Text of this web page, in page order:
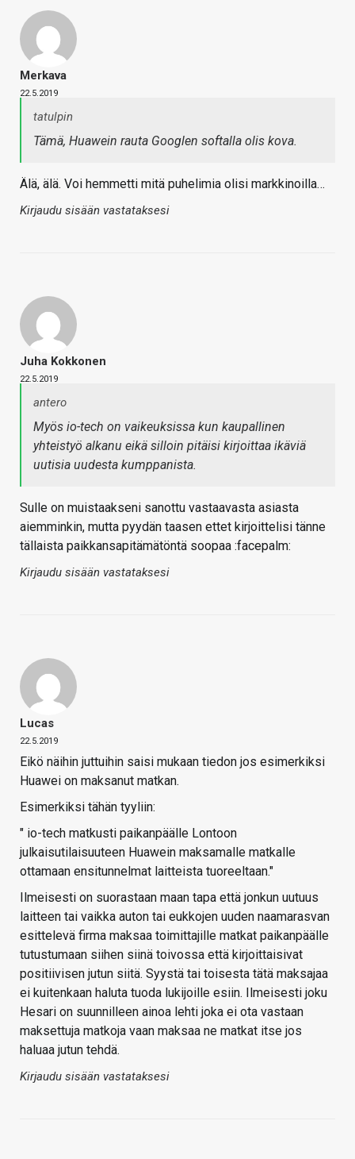
Merkava
22.5.2019
tatulpin
Tämä, Huawein rauta Googlen softalla olis kova.
Älä, älä. Voi hemmetti mitä puhelimia olisi markkinoilla…
Kirjaudu sisään vastataksesi
Juha Kokkonen
22.5.2019
antero
Myös io-tech on vaikeuksissa kun kaupallinen
yhteistyö alkanu eikä silloin pitäisi kirjoittaa ikäviä
uutisia uudesta kumppanista.
Sulle on muistaakseni sanottu vastaavasta asiasta
aiemminkin, mutta pyydän taasen ettet kirjoittelisi tänne
tällaista paikkansapitämätöntä soopaa :facepalm:
Kirjaudu sisään vastataksesi
Lucas
22.5.2019
Eikö näihin juttuihin saisi mukaan tiedon jos esimerkiksi
Huawei on maksanut matkan.
Esimerkiksi tähän tyyliin:
" io-tech matkusti paikanpäälle Lontoon
julkaisutilaisuuteen Huawein maksamalle matkalle
ottamaan ensitunnelmat laitteista tuoreeltaan."
Ilmeisesti on suorastaan maan tapa että jonkun uutuus
laitteen tai vaikka auton tai eukkojen uuden naamarasvan
esittelevä firma maksaa toimittajille matkat paikanpäälle
tutustumaan siihen siinä toivossa että kirjoittaisivat
positiivisen jutun siitä. Syystä tai toisesta tätä maksajaa
ei kuitenkaan haluta tuoda lukijoille esiin. Ilmeisesti joku
Hesari on suunnilleen ainoa lehti joka ei ota vastaan
maksettuja matkoja vaan maksaa ne matkat itse jos
haluaa jutun tehdä.
Kirjaudu sisään vastataksesi